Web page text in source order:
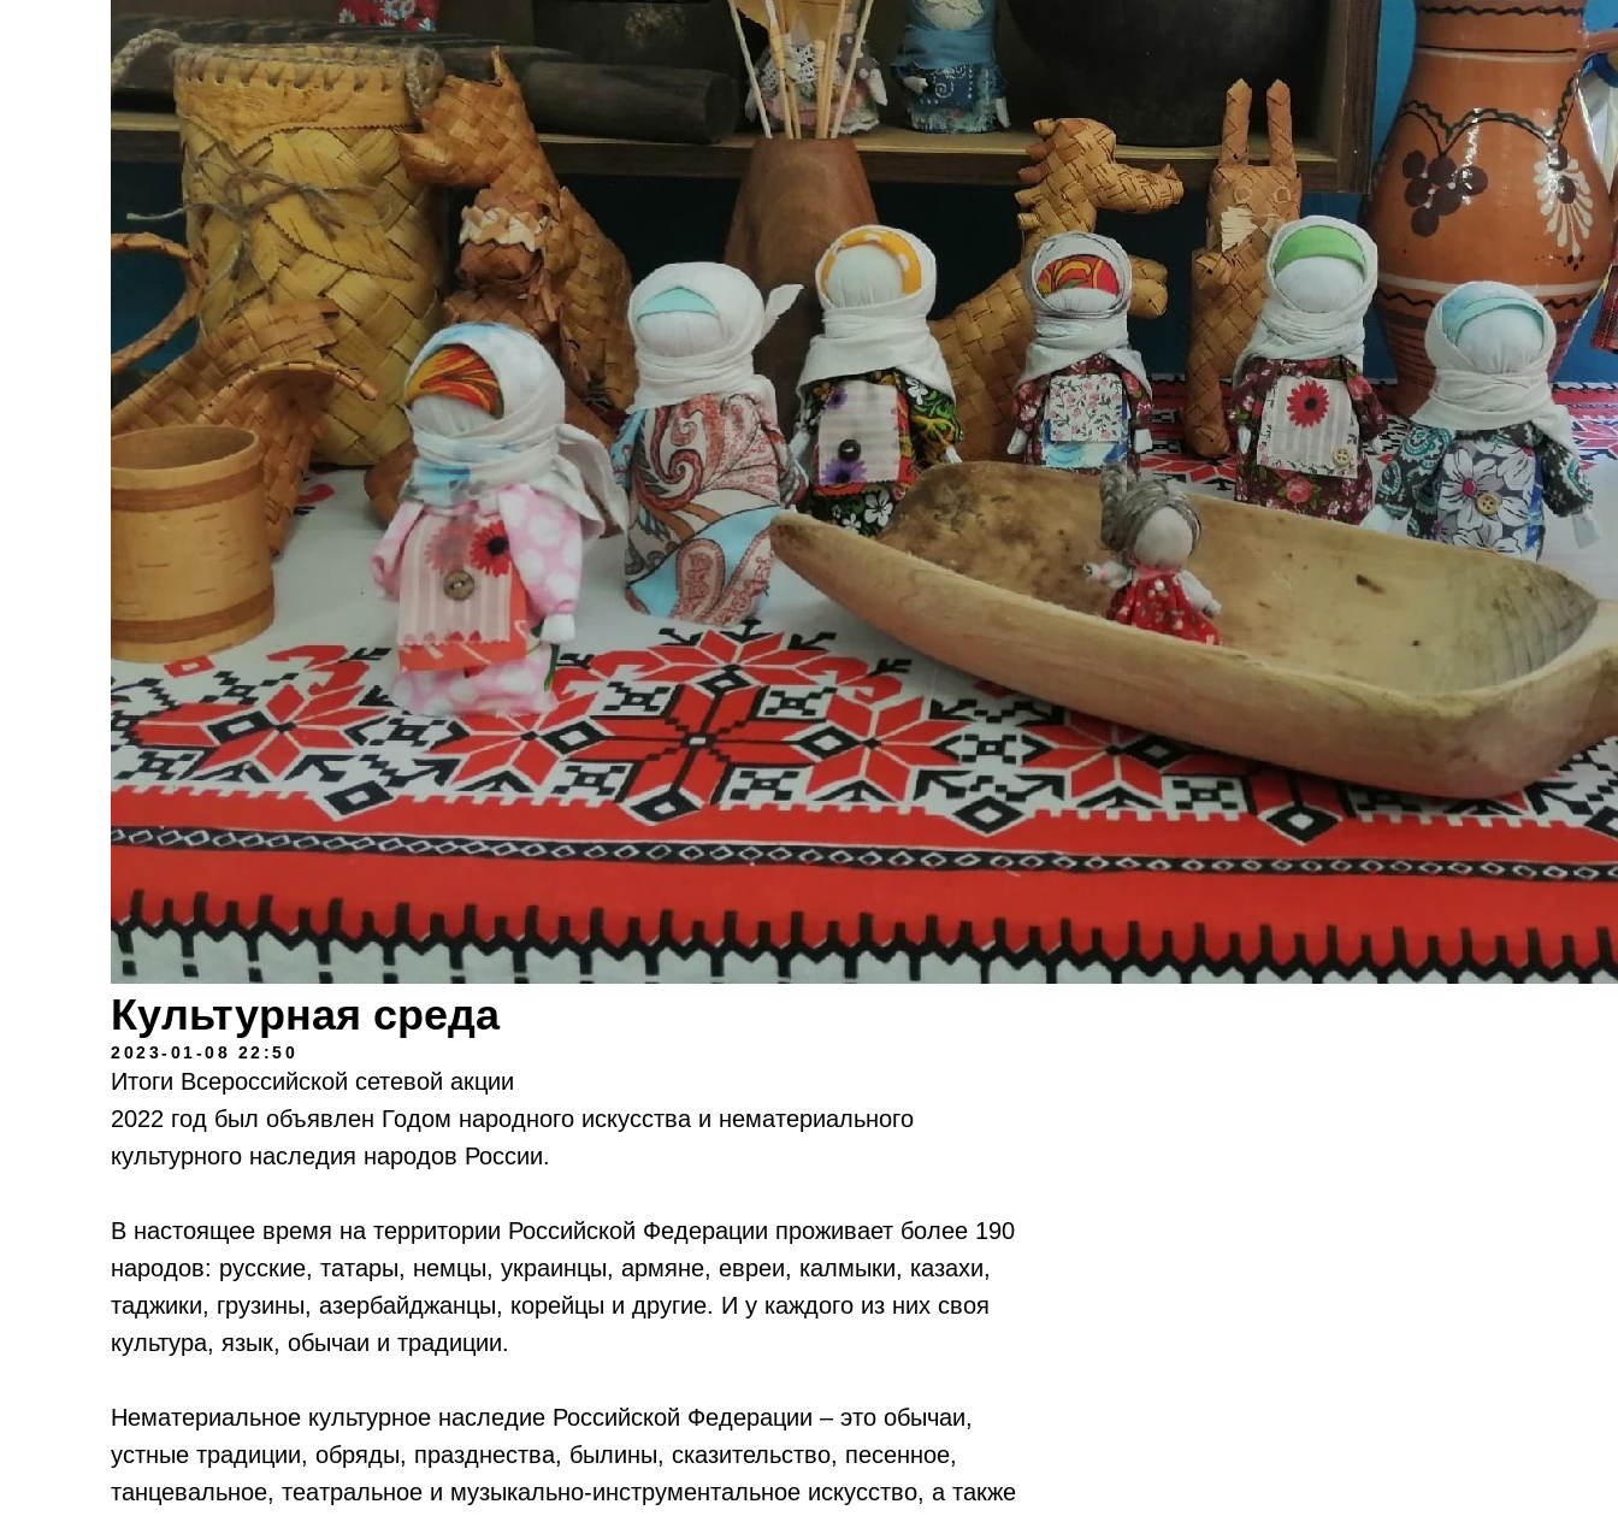
Культурная среда
2023-01-08 22:50
Итоги Всероссийской сетевой акции
2022 год был объявлен Годом народного искусства и нематериального
культурного наследия народов России.
В настоящее время на территории Российской Федерации проживает более 190
народов: русские, татары, немцы, украинцы, армяне, евреи, калмыки, казахи,
таджики, грузины, азербайджанцы, корейцы и другие. И у каждого из них своя
культура, язык, обычаи и традиции.
Нематериальное культурное наследие Российской Федерации – это обычаи,
устные традиции, обряды, празднества, былины, сказительство, песенное,
танцевальное, театральное и музыкально-инструментальное искусство, а также